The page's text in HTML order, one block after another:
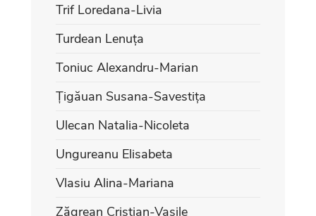
Trif Loredana-Livia
Turdean Lenuța
Toniuc Alexandru-Marian
Țigăuan Susana-Savestița
Ulecan Natalia-Nicoleta
Ungureanu Elisabeta
Vlasiu Alina-Mariana
Zăgrean Cristian-Vasile